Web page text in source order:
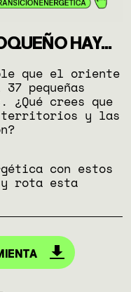
HAY...
que el oriente
pequeñas
crees que
territorios y las
con estos
y rota esta